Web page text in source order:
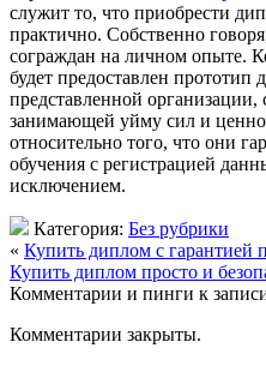
служит то, что приобрести
практично. Собственно
сограждан на личном опыте.
будет предоставлен
представленной
занимающей уйму сил и
относительно того, что они
обучения с регистрацией
исключением.
Категория: Без рубрики
« Купить диплом с гарантией
Купить диплом просто и
Комментарии и пинги к
Комментарии закрыты.